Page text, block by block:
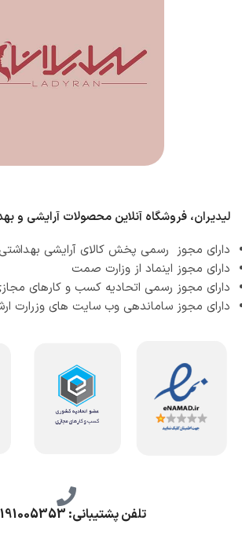
لیدیران، فروشگاه آنلاین محصولات آرایشی و
دارای مجوز رسمی پخش کالای آرایشی بهداشتی
دارای مجوز اینماد از وزارت صمت
دارای مجوز رسمی اتحادیه کسب و کارهای
دارای مجوز ساماندهی وب سایت های وزرارت
تلفن پشتیبانی: 02191005353